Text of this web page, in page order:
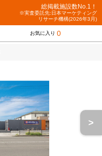
総掲載施設数No.1！
※実査委託先:日本マーケティング
リサーチ機構(2026年3月)
お気に入り 0
>